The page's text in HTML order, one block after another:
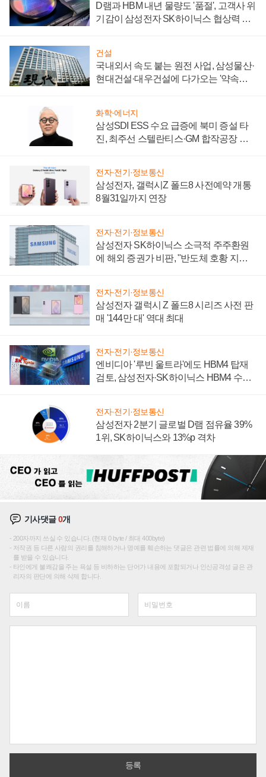
D램과 HBM 내년 물량도 '품절', 고객사 위
기감이 삼성전자 SK하이닉스 협상력 더
건설
국내외서 속도 붙는 원전 사업, 삼성물산·
현대건설·대우건설에 다가오는 '약속의
화학·에너지
삼성SDI ESS 수요 급증에 북미 증설 타
진, 최주선 스텔란티스·GM 합작공장 건
전자·전기·정보통신
삼성전자, 갤럭시Z 폴드8 사전예약 개통
8월31일까지 연장
전자·전기·정보통신
삼성전자 SK하이닉스 소극적 주주환원
에 해외 증권가 비판, "반도체 호황 지속
전자·전기·정보통신
삼성전자 갤럭시 Z 폴드8 시리즈 사전 판
매 '144만 대' 역대 최대
전자·전기·정보통신
엔비디아 '루빈 울트라'에도 HBM4 탑재
검토, 삼성전자·SK하이닉스 HBM4 수율
전자·전기·정보통신
삼성전자 2분기 글로벌 D램 점유율 39%
1위, SK하이닉스와 13%p 격차
기사댓글0개
200자까지 쓰실 수 있습니다. (현재 0 byte / 최대 400byte)
저작권 등 다른 사람의 권리를 침해하거나 명예를 훼손하는 댓글은 관련 법률에 의해 제재
를 받을 수 있습니다.
타인에게 불쾌감을 주는 욕설 등 비하하는 단어가 내용에 포함되거나 인신공격성 글은 관
리자의 판단에 의해 삭제 합니다.